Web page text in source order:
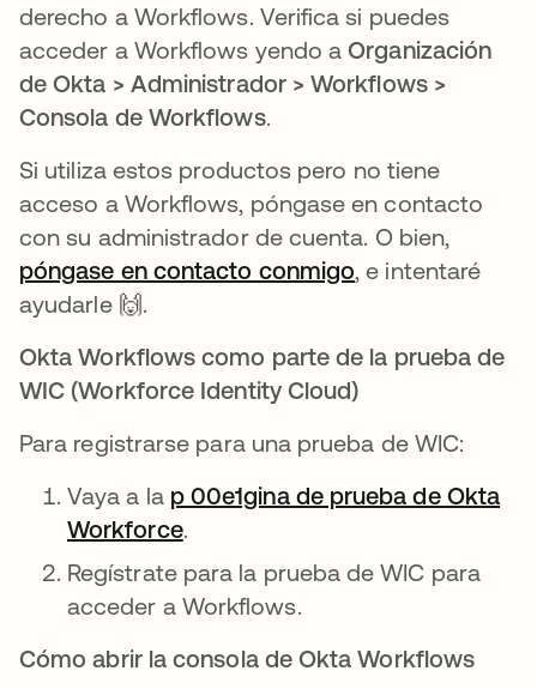
derecho a Workflows. Verifica si puedes
acceder a Workflows yendo aOrganización
de Okta > Administrador > Workflows >
Consola de Workflows.
Si utiliza estos productos pero no tiene
acceso a Workflows, póngase en contacto
con su administrador de cuenta. O bien,
póngase en contacto conmigo, e intentaré
ayudarle 🙌.
Okta Workflows como parte de la prueba de
WIC (Workforce Identity Cloud)
Para registrarse para una prueba de WIC:
Vaya a la p 00e1gina de prueba de Okta
Workforcese abre en una pestaña nueva
.
Regístrate para la prueba de WIC para
acceder a Workflows.
Cómo abrir la consola de Okta Workflows